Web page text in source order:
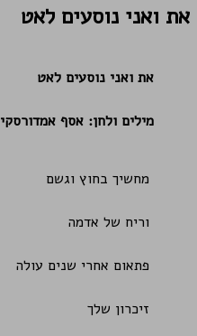
את ואני נוסעים לאט
את ואני נוסעים לאט
מילים ולחן: אסף אמדורסקי
מחשיך בחוץ וגשם
וריח של אדמה
פתאום אחרי שנים עולה
זיכרון שלך